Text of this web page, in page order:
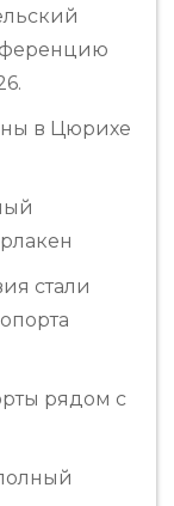
в Цюрихе
стали
рядом с